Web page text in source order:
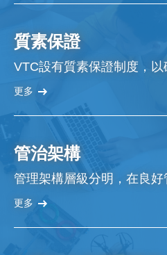
質素保證
VTC設有質素保證制度，
更多
管治架構
管理架構層級分明，在良
更多